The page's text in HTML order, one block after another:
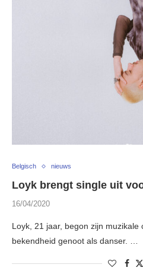
Belgisch nieuws
Loyk brengt single uit
16/04/2020
Loyk, 21 jaar, begon zijn
bekendheid genoot als danser. …